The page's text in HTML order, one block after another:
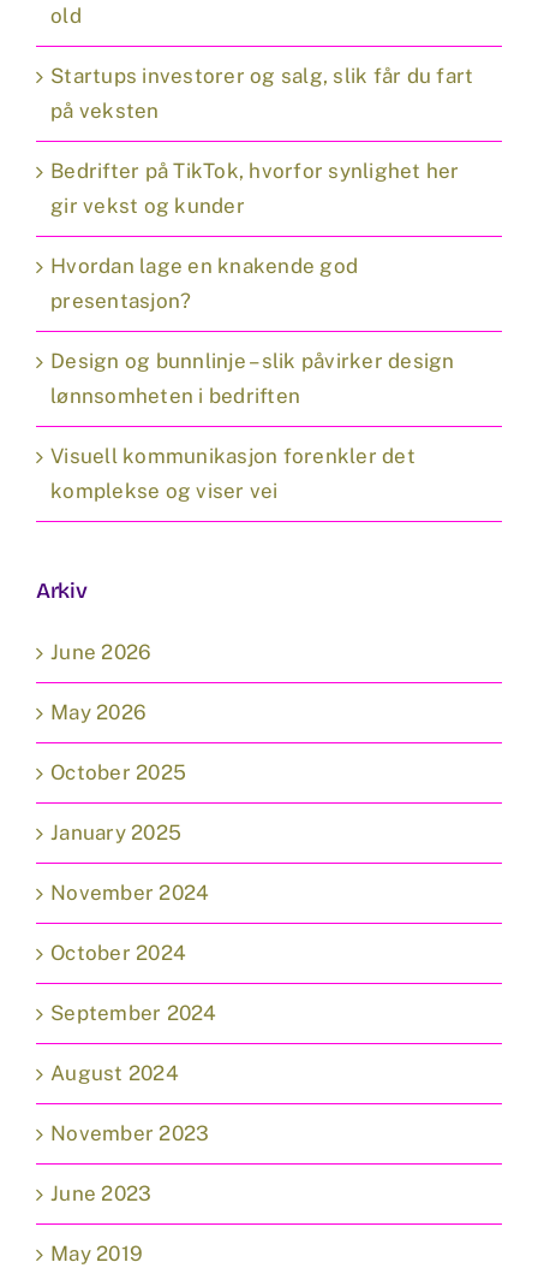
old
Startups investorer og salg, slik får du fart
på veksten
Bedrifter på TikTok, hvorfor synlighet her
gir vekst og kunder
Hvordan lage en knakende god
presentasjon?
Design og bunnlinje – slik påvirker design
lønnsomheten i bedriften
Visuell kommunikasjon forenkler det
komplekse og viser vei
Arkiv
June 2026
May 2026
October 2025
January 2025
November 2024
October 2024
September 2024
August 2024
November 2023
June 2023
May 2019